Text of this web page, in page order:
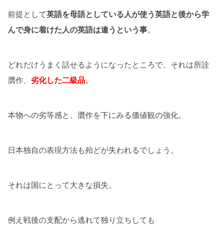
前提として英語を母語としている人が使う英語と後から学
んで身に着けた人の英語は違うという事。
どれだけうまく話せるようになったところで、それは所詮
贋作、 劣化した二級品。
本物への劣等感と、贋作を下にみる価値観の強化。
日本独自の表現方法も殆どが失われるでしょう。
それは国にとって大きな損失。
例え戦後の支配から逃れて独り立ちしても